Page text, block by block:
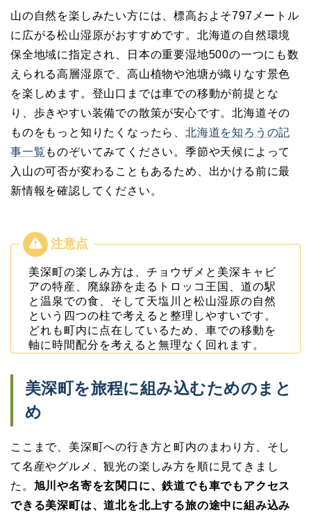
山の自然を楽しみたい方には、標高およそ797メートル
に広がる松山湿原がおすすめです。北海道の自然環境
保全地域に指定され、日本の重要湿地500の一つにも数
えられる高層湿原で、高山植物や池塘が織りなす景色
を楽しめます。登山口までは車での移動が前提とな
り、歩きやすい装備での散策が安心です。北海道その
ものをもっと知りたくなったら、北海道を知ろうの記
事一覧 ものぞいてみてください。季節や天候によって
入山の可否が変わることもあるため、出かける前に最
新情報を確認してください。
美深町の楽しみ方は、チョウザメと美深キャビ
アの特産、廃線跡を走るトロッコ王国、道の駅
と温泉での食、そして天塩川と松山湿原の自然
という四つの柱で考えると整理しやすいです。
どれも町内に点在しているため、車での移動を
軸に時間配分を考えると無理なく回れます。
美深町を旅程に組み込むためのまと
め
ここまで、美深町への行き方と町内のまわり方、そし
て名産やグルメ、観光の楽しみ方を順に見てきまし
た。 旭川や名寄を玄関口に、鉄道でも車でもアクセス
できる美深町は、道北を北上する旅の途中に組み込み